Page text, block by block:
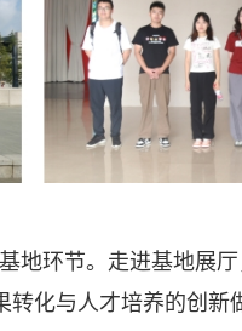
环节。走进基地展厅
化与人才培养的创新